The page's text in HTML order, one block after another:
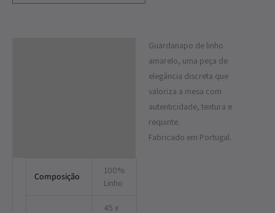
Guardanapo de linho
amarelo, uma peça de
elegância discreta que
valoriza a mesa com
autenticidade, textura e
requinte.
Fabricado em Portugal.
Composição
100%
Linho
45 x